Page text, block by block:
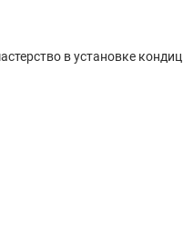
в установке